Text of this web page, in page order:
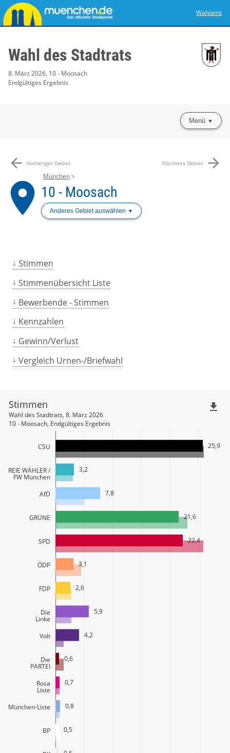
Wahlamt
Wahl des Stadtrats
8. März 2026, 10 - Moosach
Endgültiges Ergebnis
Menü
arrow_back Vorheriges Gebiet Nächstes Gebiet arrow_forward
place
München
10 - Moosach
Anderes Gebiet auswählen
Stimmen
Stimmenübersicht Liste
Bewerbende - Stimmen
Kennzahlen
Gewinn/Verlust
Vergleich Urnen-/Briefwahl
CSU
FREIE WÄHLER /
FW München
AfD
GRÜNE
SPD
ÖDP
FDP
Die
Linke
Volt
Die
PARTEI
Rosa
Liste
München-Liste
BP
25,9
3,2
7,8
21,6
22,4
3,1
2,6
5,9
4,2
0,6
0,7
0,8
0,5
Stimmen
Wahl des Stadtrats, 8. März 2026
10 - Moosach, Endgültiges Ergebnis
file_download